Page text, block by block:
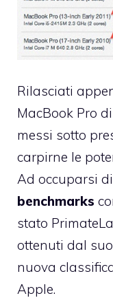
Rilasciati
MacBook Pro
messi sotto
carpirne le
Ad occuparsi
benchmarks
stato
ottenuti dal suo
nuova
Apple.